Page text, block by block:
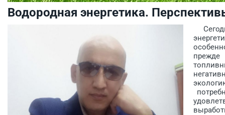
Водородная энергетика.